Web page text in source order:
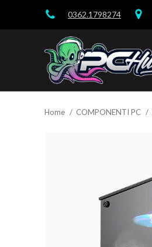
0362.1798274
Home COMPONENTI PC